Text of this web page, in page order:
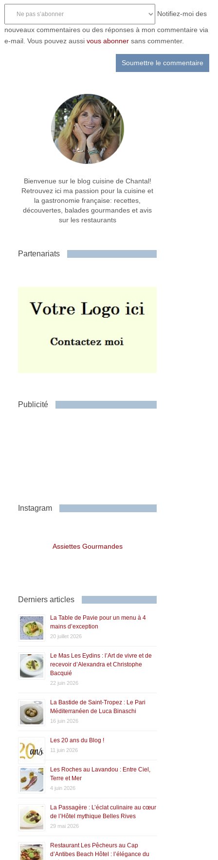
Notifiez-moi des
nouveaux commentaires ou des réponses à mon commentaire via
e-mail. Vous pouvez aussi vous abonnersans commenter.
Bienvenue sur le blog cuisine de Chantal!
Retrouvez ici ma passion pour la cuisine et
la gastronomie française: recettes,
découvertes, balades gourmandes et avis
sur les restaurants
Partenariats
Publicité
Instagram
Assiettes Gourmandes
Derniers articles
La Table de Pavie pour un menu à 4
mains d’exception
20 juillet 2026
Le Mas Les Eydins : l’Art de vivre et de
recevoir d’Alexandra et Christophe
Bacquié
22 juin 2026
La Bastide de Saint-Tropez : Le Pari
Méditerranéen de Luca Binaschi
16 juin 2026
Les 20 ans du Blog !
11 juin 2026
Les Roches au Lavandou : Entre Ciel,
Terre et Mer
4 juin 2026
La Passagère : L’éclat culinaire au cœur
de l’Hôtel mythique Belles Rives
29 mai 2026
Restaurant Les Pêcheurs au Cap
d’Antibes Beach Hôtel : l’élégance du